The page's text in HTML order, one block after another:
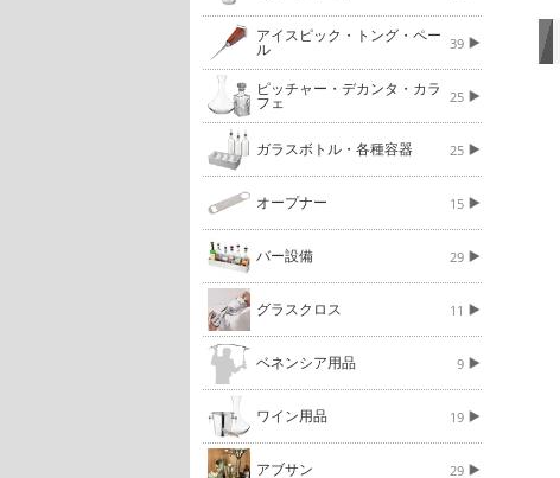
アイスピック・トング・ペー
ル 39
ピッチャー・デカンタ・カラ
フェ 25
ガラスボトル・各種容器 25
オープナー 15
バー設備 29
グラスクロス 11
ベネンシア用品 9
ワイン用品 19
アブサン 29